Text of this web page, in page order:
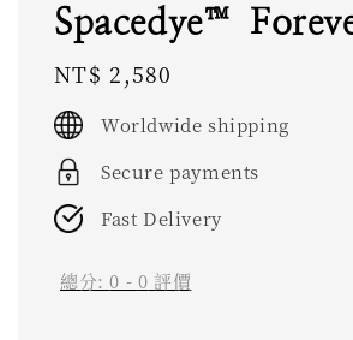
Spacedye™
Regular
price
NT$ 2,580
Worldwide shipping
Secure payments
Fast Delivery
總分:0 - 0 評價